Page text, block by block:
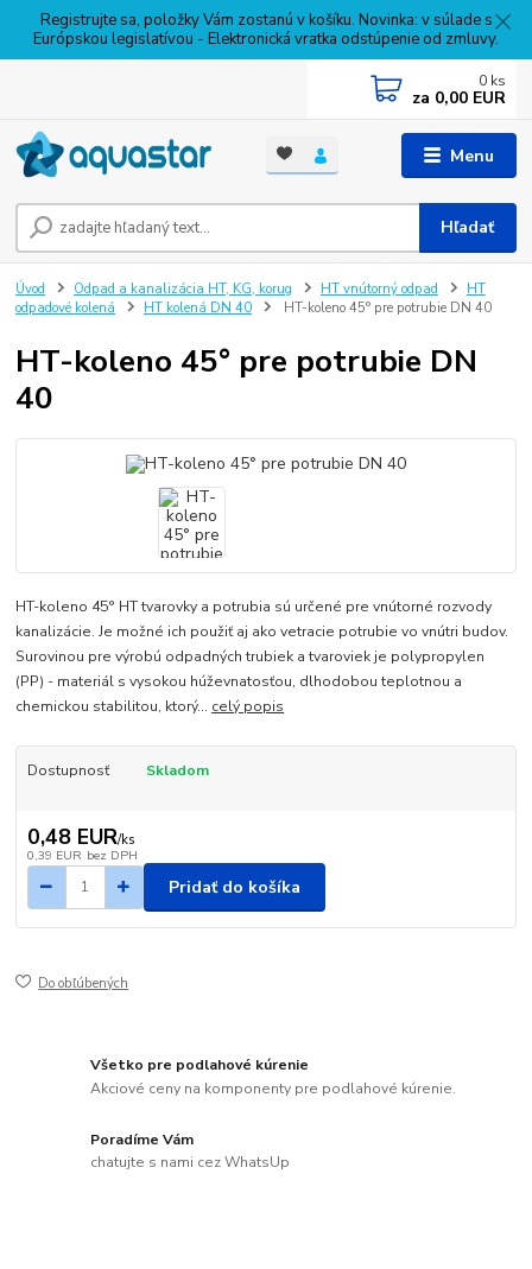
Registrujte sa, položky Vám zostanú v košíku. Novinka: v súlade s
Európskou legislatívou - Elektronická vratka odstúpenie od zmluvy.
Menu
Hľadať
0 ks
za 0,00 EUR
Úvod Odpad a kanalizácia HT, KG, korug HT vnútorný odpad
HT
odpadové kolená
HT kolená DN 40 HT-koleno 45° pre potrubie DN 40
HT-koleno 45° pre potrubie DN
40
HT-koleno 45° HT tvarovky a potrubia sú určené pre vnútorné rozvody
kanalizácie. Je možné ich použiť aj ako vetracie potrubie vo vnútri budov.
Surovinou pre výrobú odpadných trubiek a tvaroviek je polypropylen
(PP) - materiál s vysokou húževnatosťou, dlhodobou teplotnou a
chemickou stabilitou, ktorý... celý popis
Dostupnosť Skladom
0,48 EUR/ks
0,39 EUR bez DPH
Pridať do košíka
Do obľúbených
Všetko pre podlahové kúrenie
Akciové ceny na komponenty pre podlahové kúrenie.
Poradíme Vám
chatujte s nami cez WhatsUp